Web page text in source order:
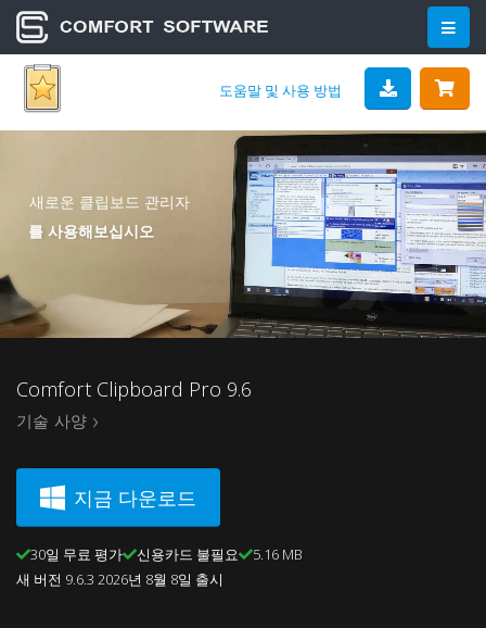
도움말 및 사용 방법
새로운 클립보드 관리자
를 사용해보십시오
Comfort Clipboard Pro 9.6
기술 사양
지금 다운로드
30일 무료 평가 신용카드 불필요
5.16 MB
새 버전 9.6.3 2026년 8월 8일 출시